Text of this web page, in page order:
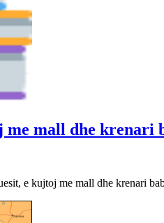
me mall dhe krenari
e kujtoj me mall dhe krenari